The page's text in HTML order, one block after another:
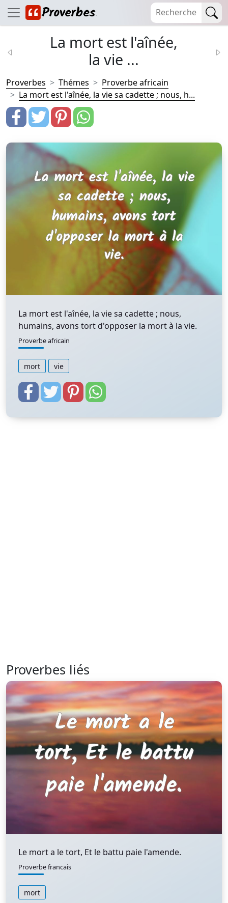
La mort est l'aînée,
la vie ...
Proverbes Thémes
Proverbe africain
La mort est l'aînée, la vie sa cadette ; nous, h...
La mort est l'aînée, la vie sa cadette ; nous,
humains, avons tort d'opposer la mort à la vie.
Proverbe africain
mort vie
Proverbes liés
Le mort a le tort, Et le battu paie l'amende.
Proverbe francais
mort